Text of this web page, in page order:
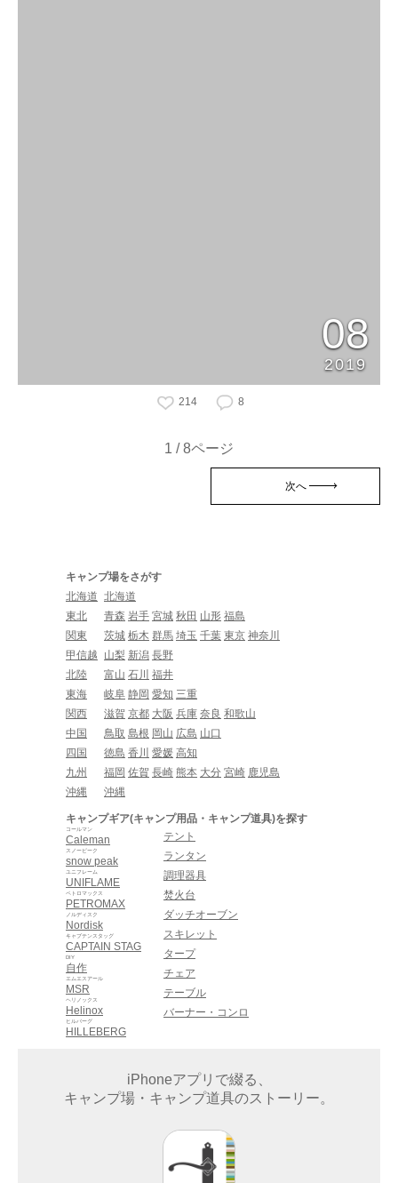
08
2019
214 8
1 / 8ページ
次へ
キャンプ場をさがす
北海道 北海道
東北
青森 岩手 宮城 秋田 山形 福島
関東
茨城 栃木 群馬 埼玉 千葉 東京 神奈川
甲信越
山梨 新潟 長野
北陸
富山 石川 福井
東海
岐阜 静岡 愛知 三重
関西
滋賀 京都 大阪 兵庫 奈良 和歌山
中国
鳥取 島根 岡山 広島 山口
四国
徳島 香川 愛媛 高知
九州
福岡 佐賀 長崎 熊本 大分 宮崎 鹿児島
沖縄
沖縄
キャンプギア(キャンプ用品・キャンプ道具)を探す
Caleman
コールマン
snow peak
スノーピーク
UNIFLAME
ユニフレーム
PETROMAX
ペトロマックス
Nordisk
ノルディスク
CAPTAIN STAG
キャプテンスタッグ
自作
DIY
MSR
エムエスアール
Helinox
ヘリノックス
HILLEBERG
ヒルバーグ
テント
ランタン
調理器具
焚火台
ダッチオーブン
スキレット
タープ
チェア
テーブル
バーナー・コンロ
iPhoneアプリで綴る、
キャンプ場・キャンプ道具のストーリー。